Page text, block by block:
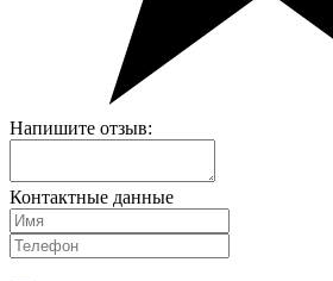
Напишите отзыв:
Контактные данные